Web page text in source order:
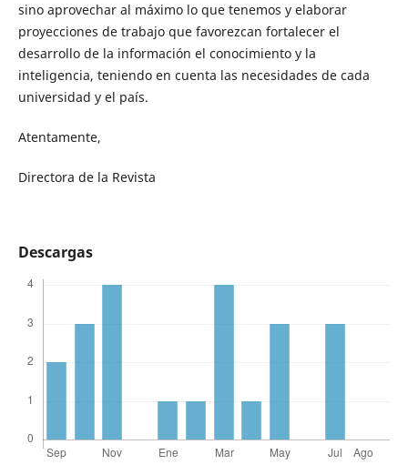
sino aprovechar al máximo lo que tenemos y elaborar
proyecciones de trabajo que favorezcan fortalecer el
desarrollo de la información el conocimiento y la
inteligencia, teniendo en cuenta las necesidades de cada
universidad y el país.
Atentamente,
Directora de la Revista
Descargas